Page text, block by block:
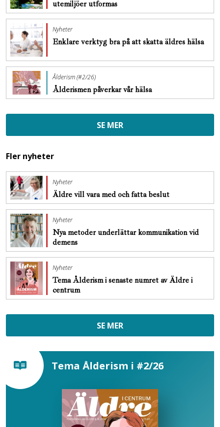
utemiljöer utformas
Nyheter
Enklare verktyg bra på att skatta äldres hälsa
Ålderism (#2/26)
Ålderismen påverkar vår hälsa
SE MER
Fler nyheter
Nyheter
Äldre vill vara med och fatta beslut
Nyheter
Nya metoder underlättar kommunikation vid
demens
Nyheter
Tema Ålderism i senaste numret av Äldre i
centrum
SE MER
Tema Ålderism i #2/26